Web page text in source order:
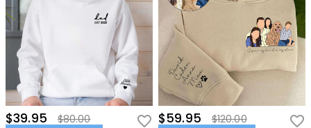
$39.95
$80.00
$59.95
$120.00